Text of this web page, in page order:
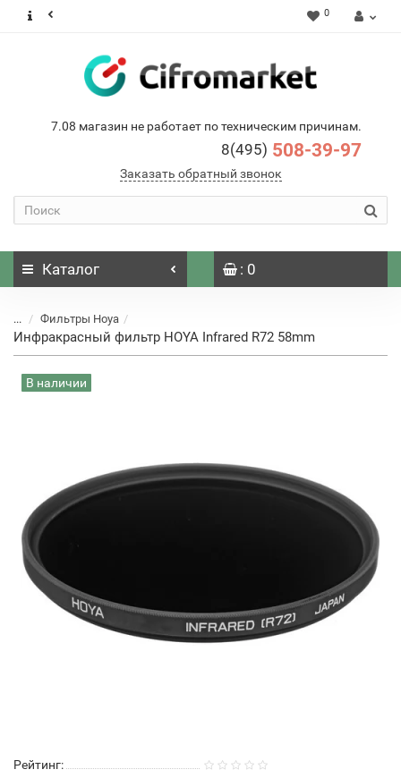
0
7.08 магазин не работает по техническим причинам.
8(495) 508-39-97
Заказать обратный звонок
Каталог : 0
... Фильтры Hoya
Инфракрасный фильтр HOYA Infrared R72 58mm
В наличии
Рейтинг: